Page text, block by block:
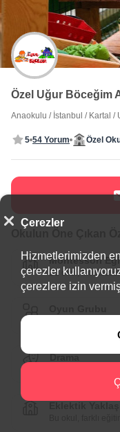
Özel Uğur Böceğim
Anaokulu / İstanbul / Kartal /
5 54 Yorum Özel
Montessori
Bu okul,
Drama
Çerezler
Hizmetlerimizden
çerezler
çerezlere izin